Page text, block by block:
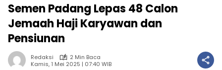
Semen Padang Lepas 48 Calon
Jemaah Haji Karyawan dan
Pensiunan
Redaksi
2 Min Baca
Kamis, 1 Mei 2025 | 07:40 WIB